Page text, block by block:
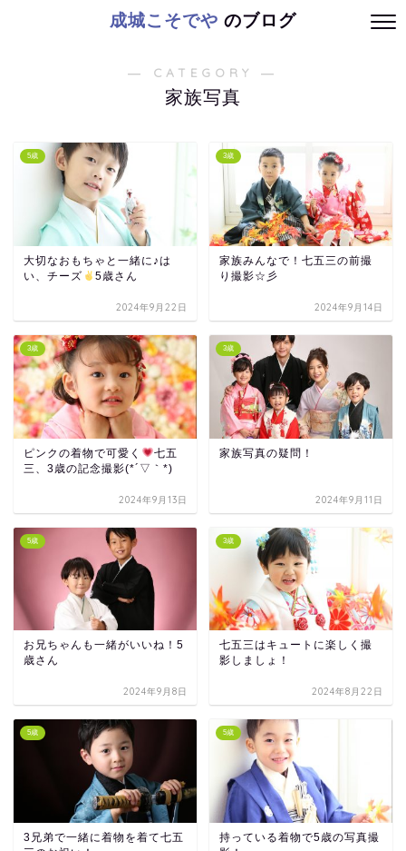
成城こそでや のブログ
― CATEGORY ―
家族写真
5歳
大切なおもちゃと一緒に♪は
い、チーズ
5歳さん
2024年9月22日
3歳
家族みんなで！七五三の前撮
り撮影☆彡
2024年9月14日
3歳
ピンクの着物で可愛く
七五
三、3歳の記念撮影(*´▽｀*)
2024年9月13日
3歳
家族写真の疑問！
2024年9月11日
5歳
お兄ちゃんも一緒がいいね！5
歳さん
2024年9月8日
3歳
七五三はキュートに楽しく撮
影しましょ！
2024年8月22日
5歳
3兄弟で一緒に着物を着て七五
5歳
持っている着物で5歳の写真撮